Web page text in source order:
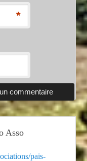
*
Asso
pais-